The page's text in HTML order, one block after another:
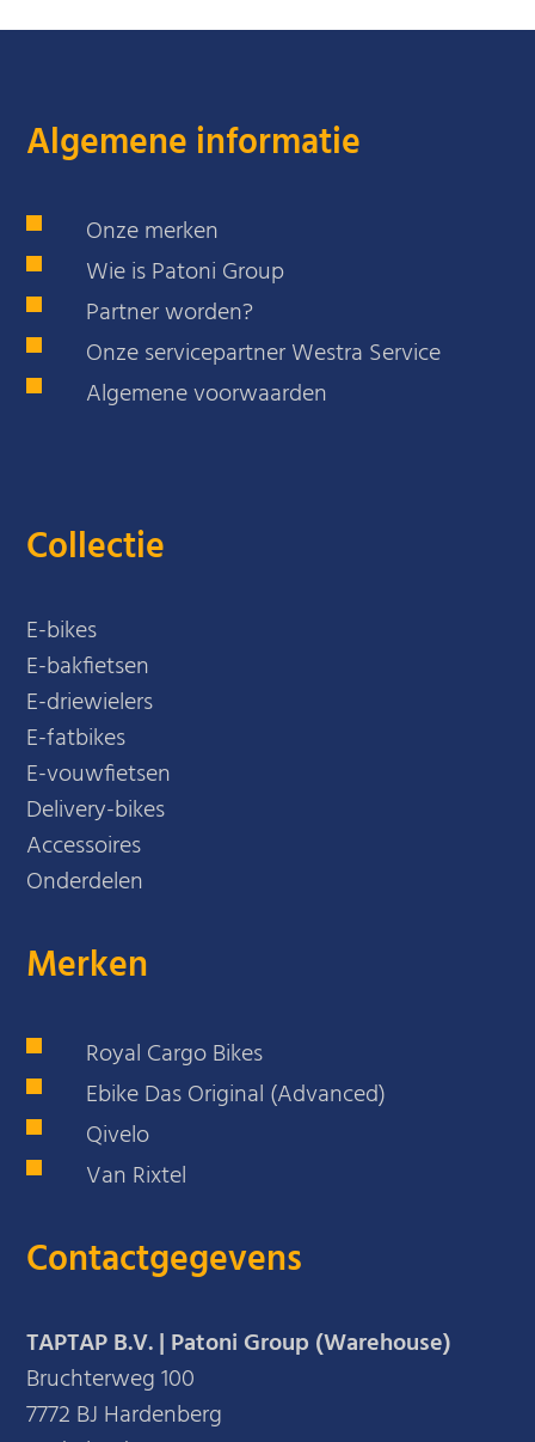
Algemene informatie
Onze merken
Wie is Patoni Group
Partner worden?
Onze servicepartner Westra Service
Algemene voorwaarden
Collectie
E-bikes
E-bakfietsen
E-driewielers
E-fatbikes
E-vouwfietsen
Delivery-bikes
Accessoires
Onderdelen
Merken
Royal Cargo Bikes
Ebike Das Original (Advanced)
Qivelo
Van Rixtel
Contactgegevens
TAPTAP B.V. | Patoni Group (Warehouse)
Bruchterweg 100
7772 BJ Hardenberg